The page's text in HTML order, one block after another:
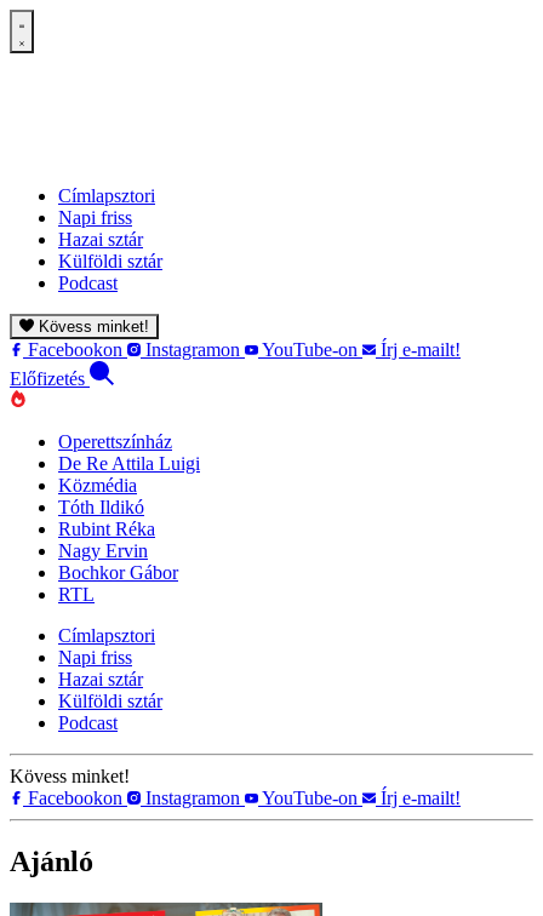
Címlapsztori
Napi friss
Hazai sztár
Külföldi sztár
Podcast
Kövess minket!
Facebookon Instagramon YouTube-on
Írj e-mailt!
Előfizetés
Operettszínház
De Re Attila Luigi
Közmédia
Tóth Ildikó
Rubint Réka
Nagy Ervin
Bochkor Gábor
RTL
Címlapsztori
Napi friss
Hazai sztár
Külföldi sztár
Podcast
Kövess minket!
Facebookon
Instagramon YouTube-on Írj e-mailt!
Ajánló